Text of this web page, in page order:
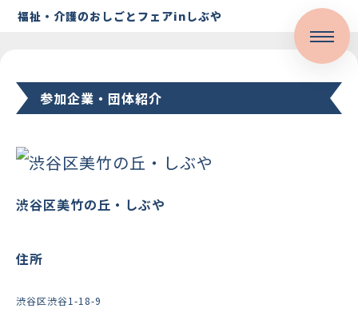
福祉・介護のおしごとフェアinしぶや
参加企業・団体紹介
渋谷区美竹の丘・しぶや
住所
渋谷区渋谷1-18-9